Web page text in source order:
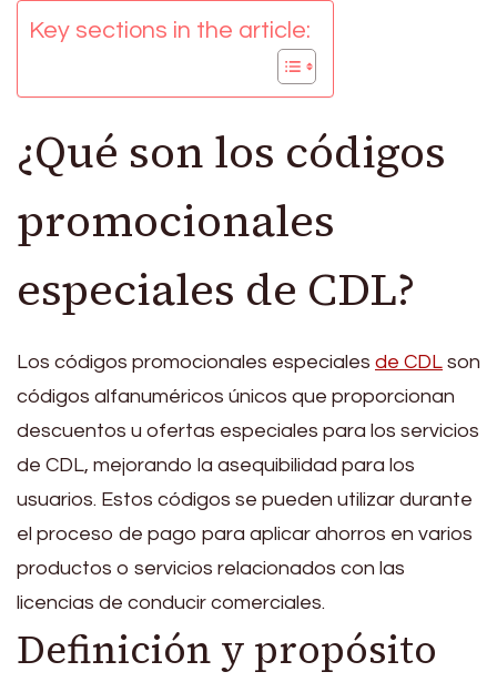
Key sections in the article:
¿Qué son los códigos
promocionales
especiales de CDL?
Los códigos promocionales especiales de CDL son
códigos alfanuméricos únicos que proporcionan
descuentos u ofertas especiales para los servicios
de CDL, mejorando la asequibilidad para los
usuarios. Estos códigos se pueden utilizar durante
el proceso de pago para aplicar ahorros en varios
productos o servicios relacionados con las
licencias de conducir comerciales.
Definición y propósito